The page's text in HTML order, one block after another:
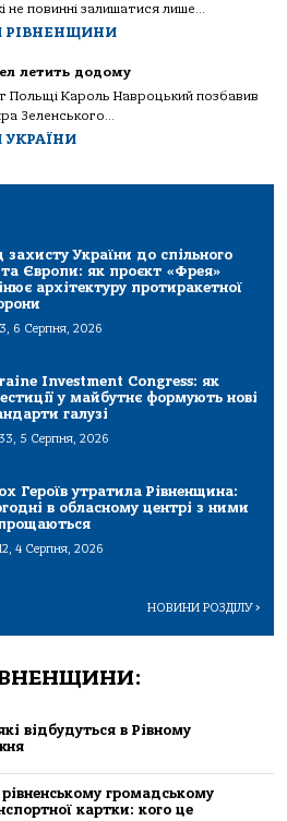
не повинні залишатися лише...
РІВНЕНЩИНИ
летить додому
Польщі Кароль Навроцький позбавив
Зеленського...
захисту України до спільного
Європи: як проєкт «Фрея»
архітектуру протиракетної
6 Серпня, 2026
Investment Congress: як
у майбутнє формують нові
галузі
5 Серпня, 2026
Героїв утратила Рівненщина:
в обласному центрі з ними
4 Серпня, 2026
НОВИНИ РОЗДІЛУ>
відбудуться в Рівному
громадському
картки: кого це